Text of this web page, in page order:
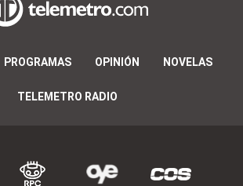
PROGRAMAS OPINIÓN NOVELAS
TELEMETRO RADIO